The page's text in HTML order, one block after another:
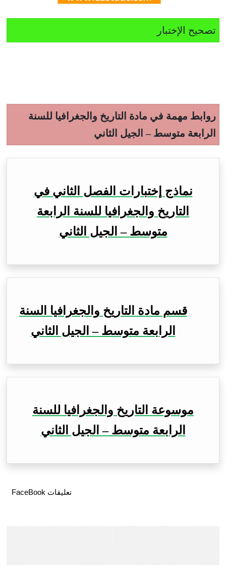
تصحيح الإختبار
روابط مهمة في مادة التاريخ والجغرافيا للسنة
الرابعة متوسط – الجيل الثاني
نماذج إختبارات الفصل الثاني في
التاريخ والجغرافيا للسنة الرابعة
متوسط – الجيل الثاني
قسم مادة التاريخ والجغرافيا السنة
الرابعة متوسط – الجيل الثاني
موسوعة التاريخ والجغرافيا للسنة
الرابعة متوسط – الجيل الثاني
تعليقات FaceBook